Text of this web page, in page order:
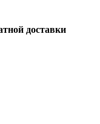
доставки